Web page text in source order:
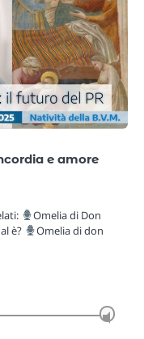
e amore
Omelia di Don
è?
Omelia di don